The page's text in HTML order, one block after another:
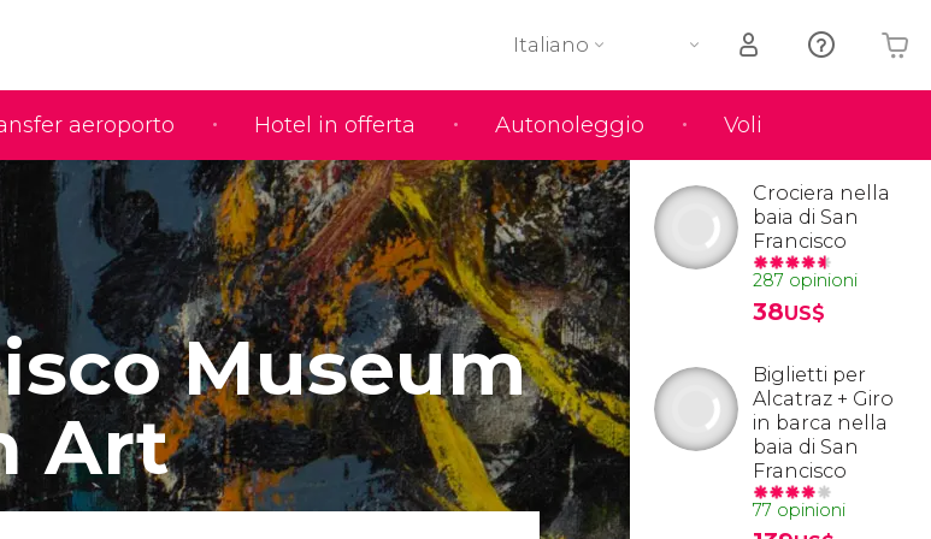
aeroporto Hotel in offerta Autonoleggio Voli
Italiano
Il tuo carrello è vuoto
Museum
Art
Crociera nella
baia di San
Francisco
287 opinioni
38US$
Biglietti per
Alcatraz + Giro
in barca nella
baia di San
Francisco
77 opinioni